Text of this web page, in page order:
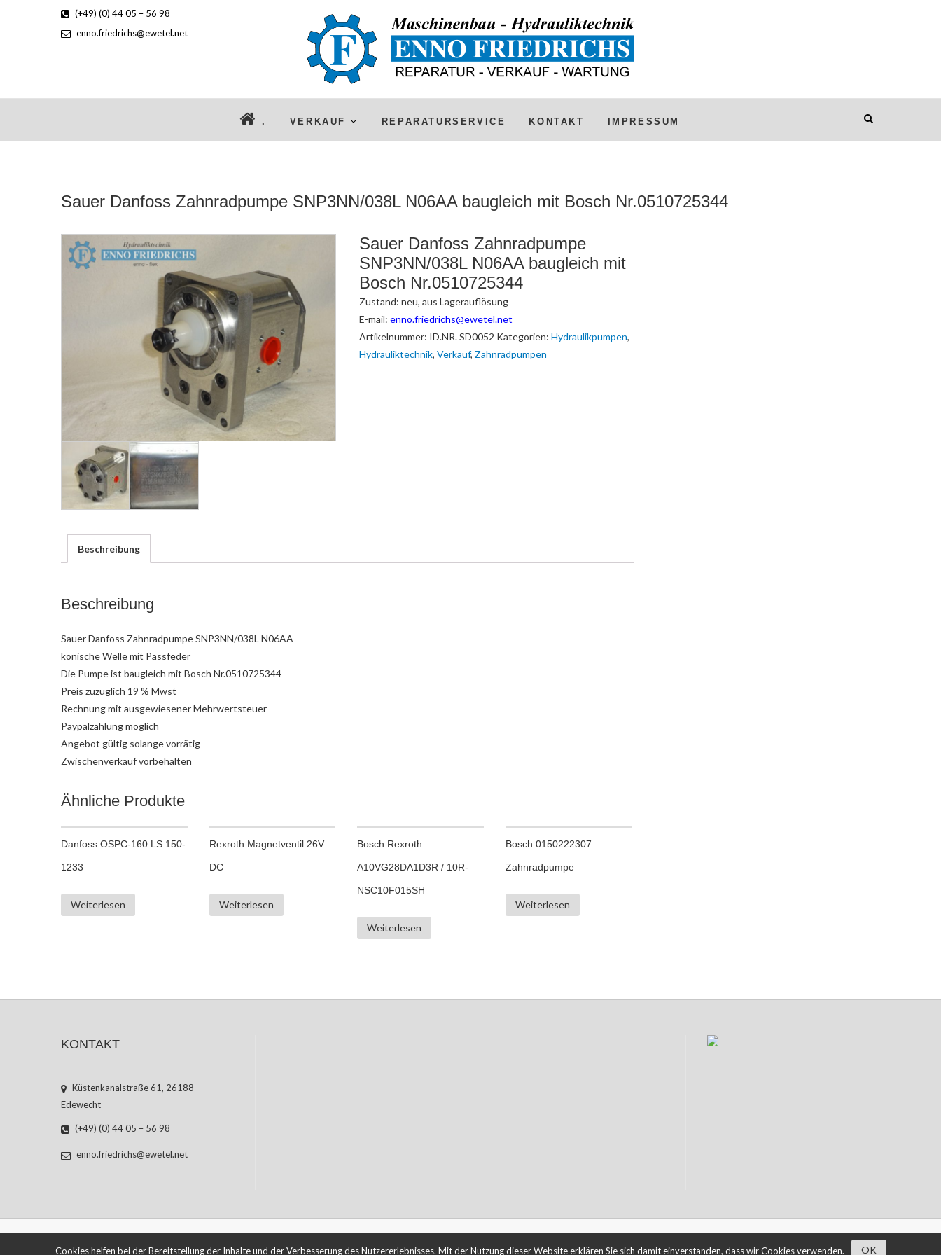
(+49) (0) 44 05 – 56 98
enno.friedrichs@ewetel.net
. VERKAUF REPARATURSERVICE KONTAKT IMPRESSUM
Sauer Danfoss Zahnradpumpe SNP3NN/038L N06AA baugleich mit Bosch Nr.0510725344
Sauer Danfoss Zahnradpumpe
SNP3NN/038L N06AA baugleich mit
Bosch Nr.0510725344
Zustand: neu, aus Lagerauflösung
E-mail: enno.friedrichs@ewetel.net
Artikelnummer: ID.NR. SD0052 Kategorien: Hydraulikpumpen,
Hydrauliktechnik, Verkauf, Zahnradpumpen
Beschreibung
Beschreibung
Sauer Danfoss Zahnradpumpe SNP3NN/038L N06AA
konische Welle mit Passfeder
Die Pumpe ist baugleich mit Bosch Nr.0510725344
Preis zuzüglich 19 % Mwst
Rechnung mit ausgewiesener Mehrwertsteuer
Paypalzahlung möglich
Angebot gültig solange vorrätig
Zwischenverkauf vorbehalten
Ähnliche Produkte
Danfoss OSPC-160 LS 150-
1233
Weiterlesen
Rexroth Magnetventil 26V
DC
Weiterlesen
Bosch Rexroth
A10VG28DA1D3R / 10R-
NSC10F015SH
Weiterlesen
Bosch 0150222307
Zahnradpumpe
Weiterlesen
KONTAKT
Küstenkanalstraße 61, 26188
Edewecht
(+49) (0) 44 05 – 56 98
enno.friedrichs@ewetel.net
© 2026ENNO FRIEDRICHS
Cookies helfen bei der Bereitstellung der Inhalte und der Verbesserung des Nutzererlebnisses. Mit der Nutzung dieser Website erklären Sie sich damit einverstanden, dass wir Cookies verwenden. OK